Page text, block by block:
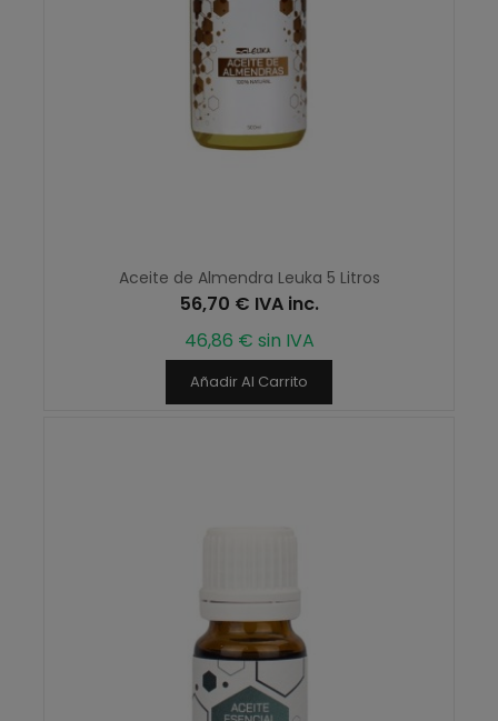
Aceite de Almendra Leuka 5 Litros
56,70 € IVA inc.
46,86 € sin IVA
Añadir Al Carrito